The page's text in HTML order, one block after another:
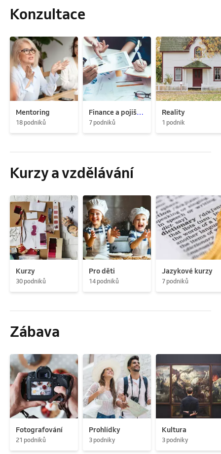
Konzultace
Mentoring
18 podniků
Finance a pojištění
7 podniků
Reality
1 podnik
Kurzy a vzdělávání
Kurzy
30 podniků
Pro děti
14 podniků
Jazykové kurzy
7 podniků
Zábava
Fotografování
21 podniků
Prohlídky
3 podniky
Kultura
3 podniky